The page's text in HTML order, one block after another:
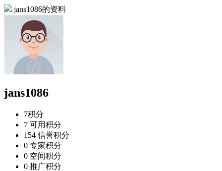
jans1086的资料
jans1086
7积分
7 可用积分
154 信誉积分
0 专家积分
0 空间积分
0 推广积分